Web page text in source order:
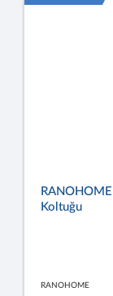
Koltuğu
RANOHOME